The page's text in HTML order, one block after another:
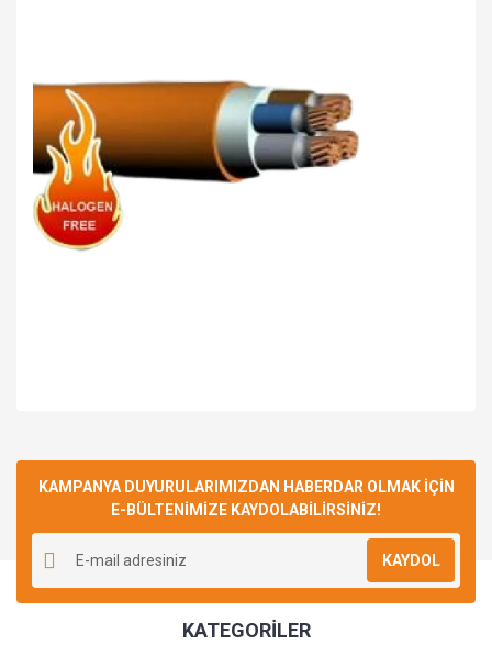
KAMPANYA DUYURULARIMIZDAN HABERDAR OLMAK İÇİN
E-BÜLTENİMİZE KAYDOLABİLİRSİNİZ!
KAYDOL
KATEGORİLER